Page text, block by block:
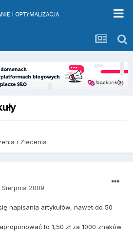
i Zlecenia
Sierpnia 2009
napisania artykułów, nawet do 50
to 1,50 zł za 1000 znaków